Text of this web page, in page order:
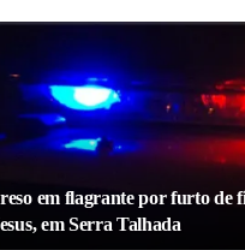
em flagrante por furto de
em Serra Talhada